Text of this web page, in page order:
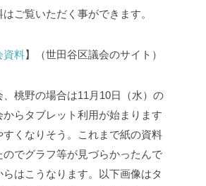
ご覧いただく事ができます。
資料】（世田谷区議会のサイト）
、桃野の場合は11月10日（水）の
らタブレット利用が始まります
すくなりそう。これまで紙の資料
のでグラフ等が見づらかったんで
はこうなります。以下画像はタ